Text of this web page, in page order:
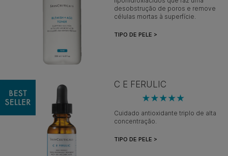
desobstrução de poros e remove
células mortas à superfície.
TIPO DE PELE >
C E FERULIC
Cuidado antioxidante triplo de alta
concentração.
TIPO DE PELE >